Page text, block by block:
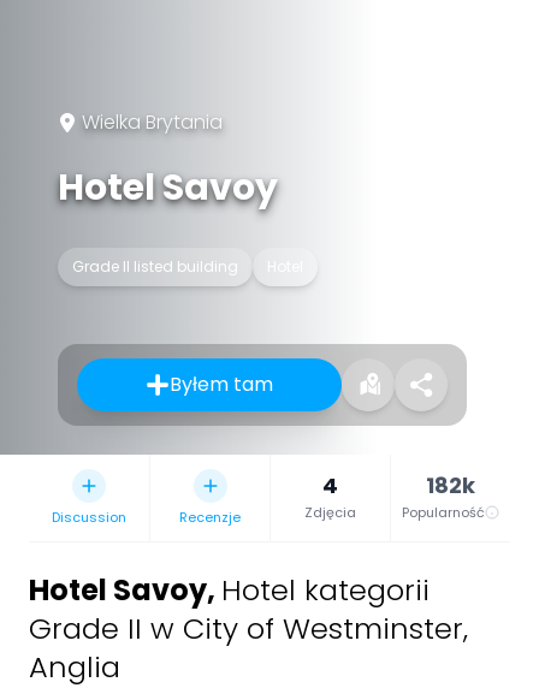
Wielka Brytania
Hotel Savoy
Grade II listed building Hotel
Byłem tam
Discussion Recenzje
4
Zdjęcia
182k
Popularność
Hotel Savoy, Hotel kategorii
Grade II w City of Westminster,
Anglia